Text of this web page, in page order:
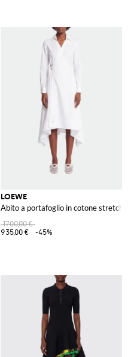
LOEWE
Abito a portafoglio in cotone stretch
1700,00 €
935,00 €
-45%